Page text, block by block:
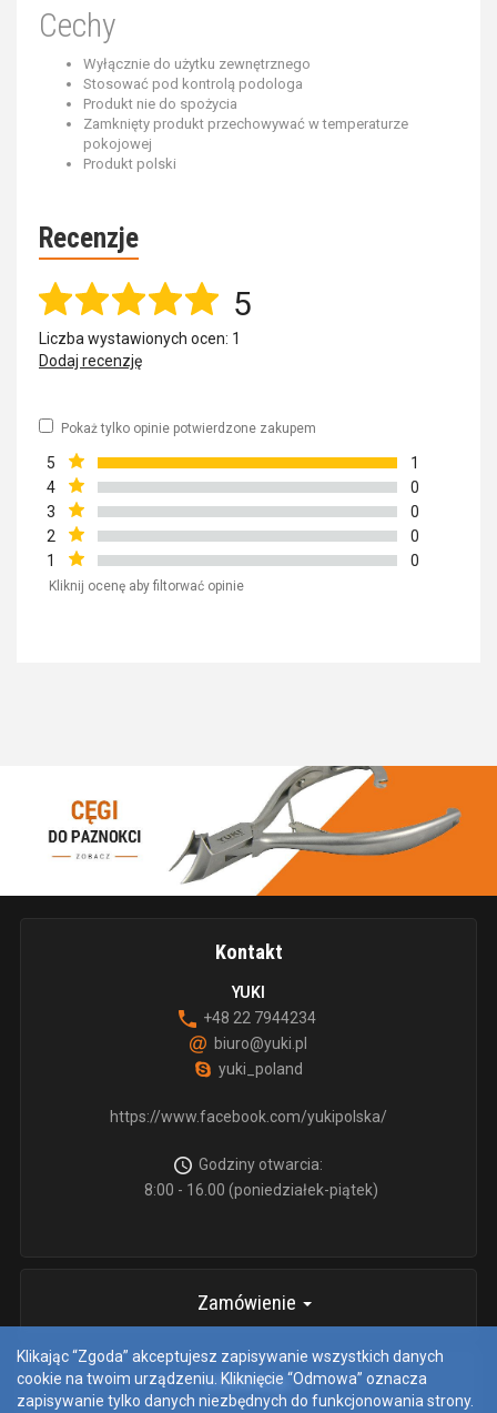
Cechy
Wyłącznie do użytku zewnętrznego
Stosować pod kontrolą podologa
Produkt nie do spożycia
Zamknięty produkt przechowywać w temperaturze
pokojowej
Produkt polski
Recenzje
5
Liczba wystawionych ocen: 1
Dodaj recenzję
Pokaż tylko opinie potwierdzone zakupem
5
1
4
0
3
0
2
0
1
0
Kliknij ocenę aby filtorwać opinie
Kontakt
YUKI
+48 22 7944234
biuro@yuki.pl
yuki_poland
https://www.facebook.com/yukipolska/
Godziny otwarcia:
8:00 - 16.00 (poniedziałek-piątek)
Zamówienie
informacje
Klikając “Zgoda” akceptujesz zapisywanie wszystkich danych
cookie na twoim urządzeniu. Kliknięcie “Odmowa” oznacza
zapisywanie tylko danych niezbędnych do funkcjonowania strony.